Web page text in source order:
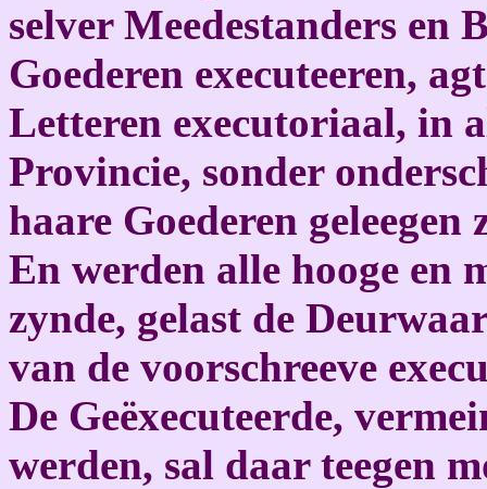
selver Meedestanders en
Goederen executeeren,
Letteren executoriaal, in
Provincie, sonder
haare Goederen geleegen
En werden alle hooge en
zynde, gelast de
van de voorschreeve
De Geëxecuteerde,
werden, sal daar teegen